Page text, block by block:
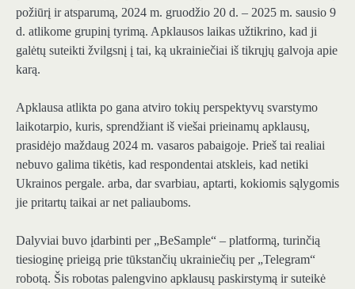
požiūrį ir atsparumą, 2024 m. gruodžio 20 d. – 2025 m. sausio 9
d. atlikome grupinį tyrimą. Apklausos laikas užtikrino, kad ji
galėtų suteikti žvilgsnį į tai, ką ukrainiečiai iš tikrųjų galvoja apie
karą.
Apklausa atlikta po gana atviro tokių perspektyvų svarstymo
laikotarpio, kuris, sprendžiant iš viešai prieinamų apklausų,
prasidėjo maždaug 2024 m. vasaros pabaigoje. Prieš tai realiai
nebuvo galima tikėtis, kad respondentai atskleis, kad netiki
Ukrainos pergale. arba, dar svarbiau, aptarti, kokiomis sąlygomis
jie pritartų taikai ar net paliauboms.
Dalyviai buvo įdarbinti per „BeSample“ – platformą, turinčią
tiesioginę prieigą prie tūkstančių ukrainiečių per „Telegram“
robotą. Šis robotas palengvino apklausų paskirstymą ir suteikė